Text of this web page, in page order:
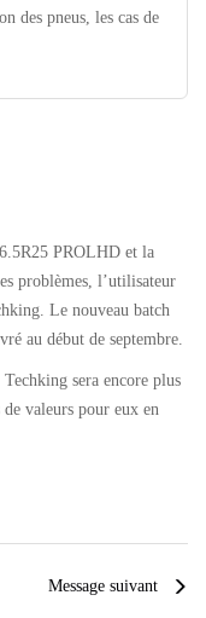
des pneus, les cas de
PROLHD et la
problèmes, l’utilisateur
Le nouveau batch
au début de septembre.
sera encore plus
valeurs pour eux en
Message suivant